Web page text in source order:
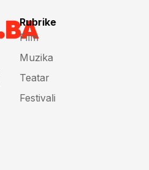
Rubrike
Film
Muzika
Teatar
Festivali